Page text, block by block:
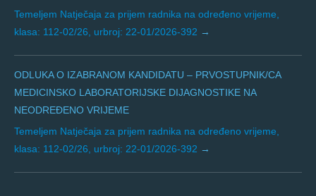
Temeljem Natječaja za prijem radnika na određeno vrijeme,
klasa: 112-02/26, urbroj: 22-01/2026-392
ODLUKA O IZABRANOM KANDIDATU – PRVOSTUPNIK/CA
MEDICINSKO LABORATORIJSKE DIJAGNOSTIKE NA
NEODREĐENO VRIJEME
Temeljem Natječaja za prijem radnika na određeno vrijeme,
klasa: 112-02/26, urbroj: 22-01/2026-392